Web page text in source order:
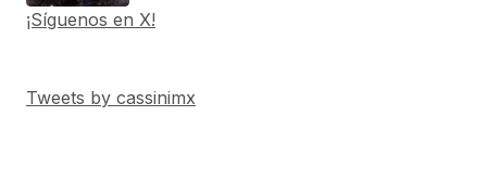
¡Síguenos en X!
Tweets by cassinimx